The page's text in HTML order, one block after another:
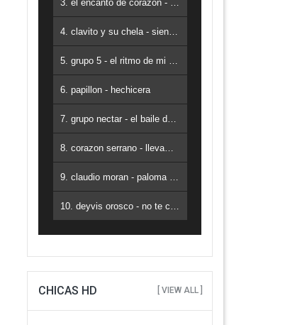
4. clavito y su chela - siento qu e no puedo vivir sin ti
6. papillon - hechicera
8. corazon serrano - llevame contigo
CHICAS HD [ VIEW ALL ]